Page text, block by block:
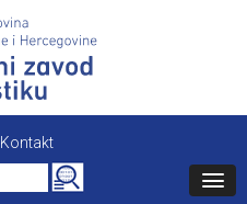
Kontakt
Search
for: